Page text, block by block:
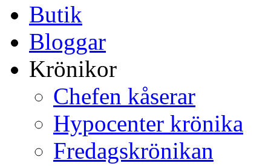
Butik
Bloggar
Krönikor
Chefen kåserar
Hypocenter krönika
Fredagskrönikan